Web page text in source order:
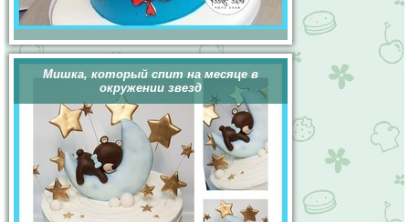
Мишка, который спит на месяце в
окружении звезд